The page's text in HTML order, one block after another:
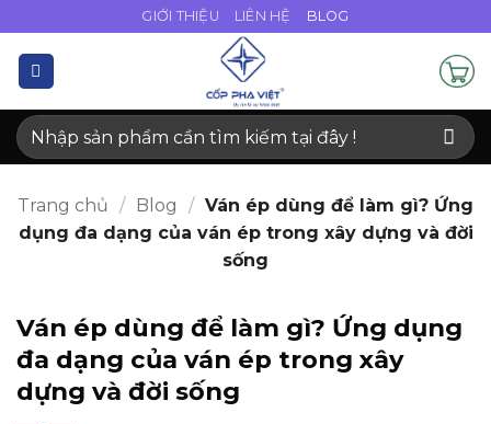
dung
GIỚI THIỆU LIÊN HỆ BLOG
Tìm
kiếm:
Trang chủ / Blog / Ván ép dùng để làm gì? Ứng
dụng đa dạng của ván ép trong xây dựng và đời
sống
Ván ép dùng để làm gì? Ứng dụng
đa dạng của ván ép trong xây
dựng và đời sống